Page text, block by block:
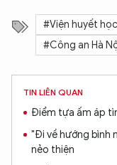
#Viện huyết
#Công an Hà
TIN LIÊN QUAN
Điểm tựa ấm áp
"Đi về hướng bình
nẻo thiện